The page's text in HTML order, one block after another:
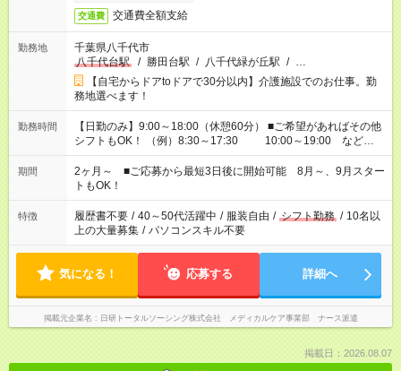
交通費 交通費全額支給
勤務地
千葉県八千代市
八千代台駅
/ 勝田台駅 / 八千代緑が丘駅 / …
【自宅からドアtoドアで30分以内】介護施設でのお仕事。勤
務地選べます！
勤務時間
【日勤のみ】9:00～18:00（休憩60分） ■ご希望があればその他
シフトもOK！ （例）8:30～17:30 10:00～19:00 など
「家族とお休みを合わせたい」 「できれば残業はしたくない」
など、あなたのご希望に沿ったお仕事をご紹介します！ ※Wワ
ーク希望の方へ 今ご覧のお仕事で希望する勤務時間と、もう1つ
のお仕事の勤務時間。 合計で週40時間を超える場合は応募でき
ません
期間
2ヶ月～ ■ご応募から最短3日後に開始可能 8月～、9月スター
トもOK！
特徴 履歴書不要 / 40～50代活躍中 / 服装自由 / シフト勤務 / 10名以
上の大量募集 / パソコンスキル不要
気になる！ 応募する 詳細へ
掲載元企業名 日研トータルソーシング株式会社 メディカルケア事業部 ナース派遣
掲載日：2026.08.07